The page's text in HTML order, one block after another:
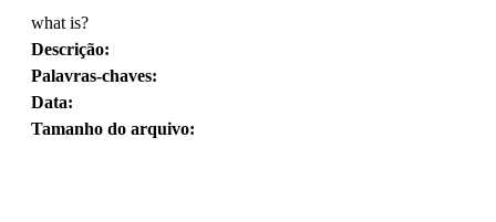
what is?
Descrição:
Palavras-chaves:
Data:
Tamanho do arquivo: